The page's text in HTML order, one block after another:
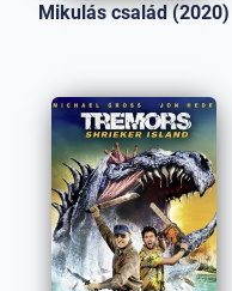
Mikulás család (2020)